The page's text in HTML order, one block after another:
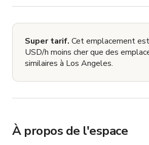
Super tarif. Cet emplacement
USD/h moins cher que des
similaires à Los Angeles.
À propos de l'espace